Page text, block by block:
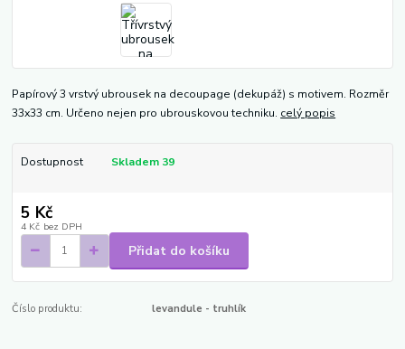
Papírový 3 vrstvý ubrousek na decoupage (dekupáž) s motivem. Rozměr
33x33 cm. Určeno nejen pro ubrouskovou techniku. celý popis
Dostupnost Skladem 39
5 Kč
4 Kč bez DPH
Přidat do košíku
Číslo produktu: levandule - truhlík